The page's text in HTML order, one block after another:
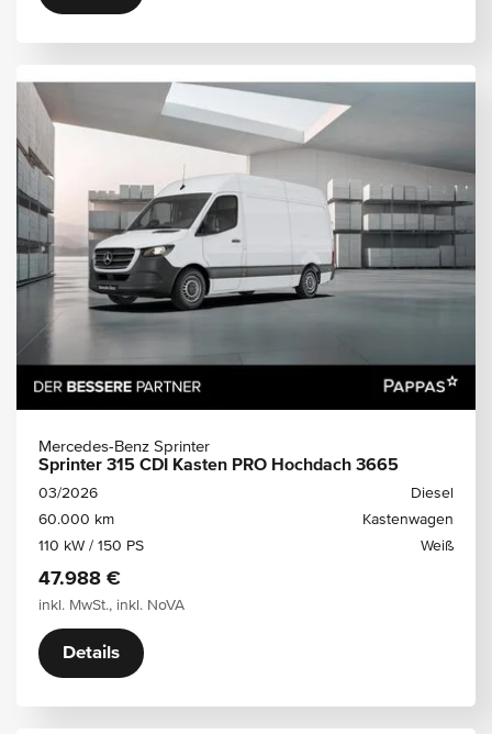
Mercedes-Benz Sprinter
Sprinter 315 CDI Kasten PRO Hochdach 3665
03/2026
Diesel
60.000 km
Kastenwagen
110 kW / 150 PS
Weiß
47.988 €
inkl. MwSt., inkl. NoVA
Details